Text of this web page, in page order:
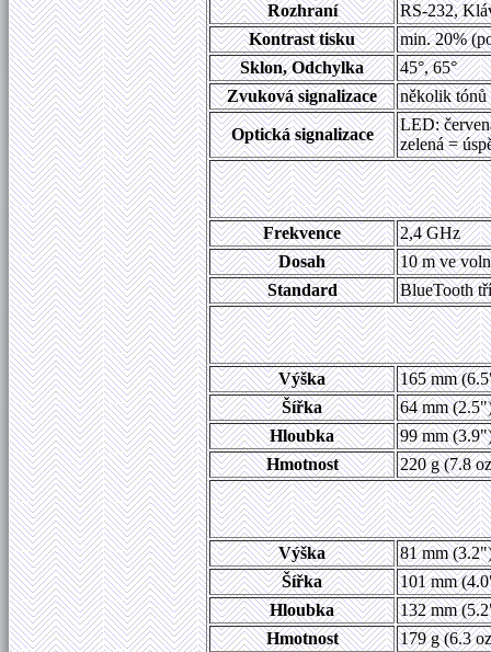
Rozhraní
RS-232,
Kontrast tisku
min. 20%
Sklon, Odchylka
45°, 65°
Zvuková signalizace
několik tónů
Optická signalizace
LED:
zelená =
Frekvence
2,4 GHz
Dosah
10 m ve
Standard
BlueTooth
Výška
165 mm
Šířka
64 mm
Hloubka
99 mm
Hmotnost
220 g (7.8
Výška
81 mm
Šířka
101 mm
Hloubka
132 mm
Hmotnost
179 g (6.3